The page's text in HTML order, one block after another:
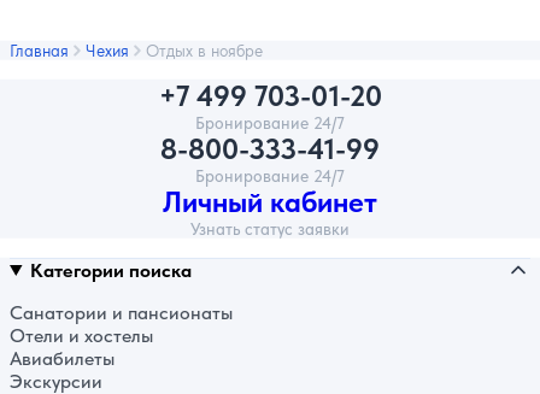
Главная Чехия Отдых в ноябре
+7 499 703-01-20
Бронирование 24/7
8-800-333-41-99
Бронирование 24/7
Личный кабинет
Узнать статус заявки
Категории поиска
Санатории и пансионаты
Отели и хостелы
Авиабилеты
Экскурсии